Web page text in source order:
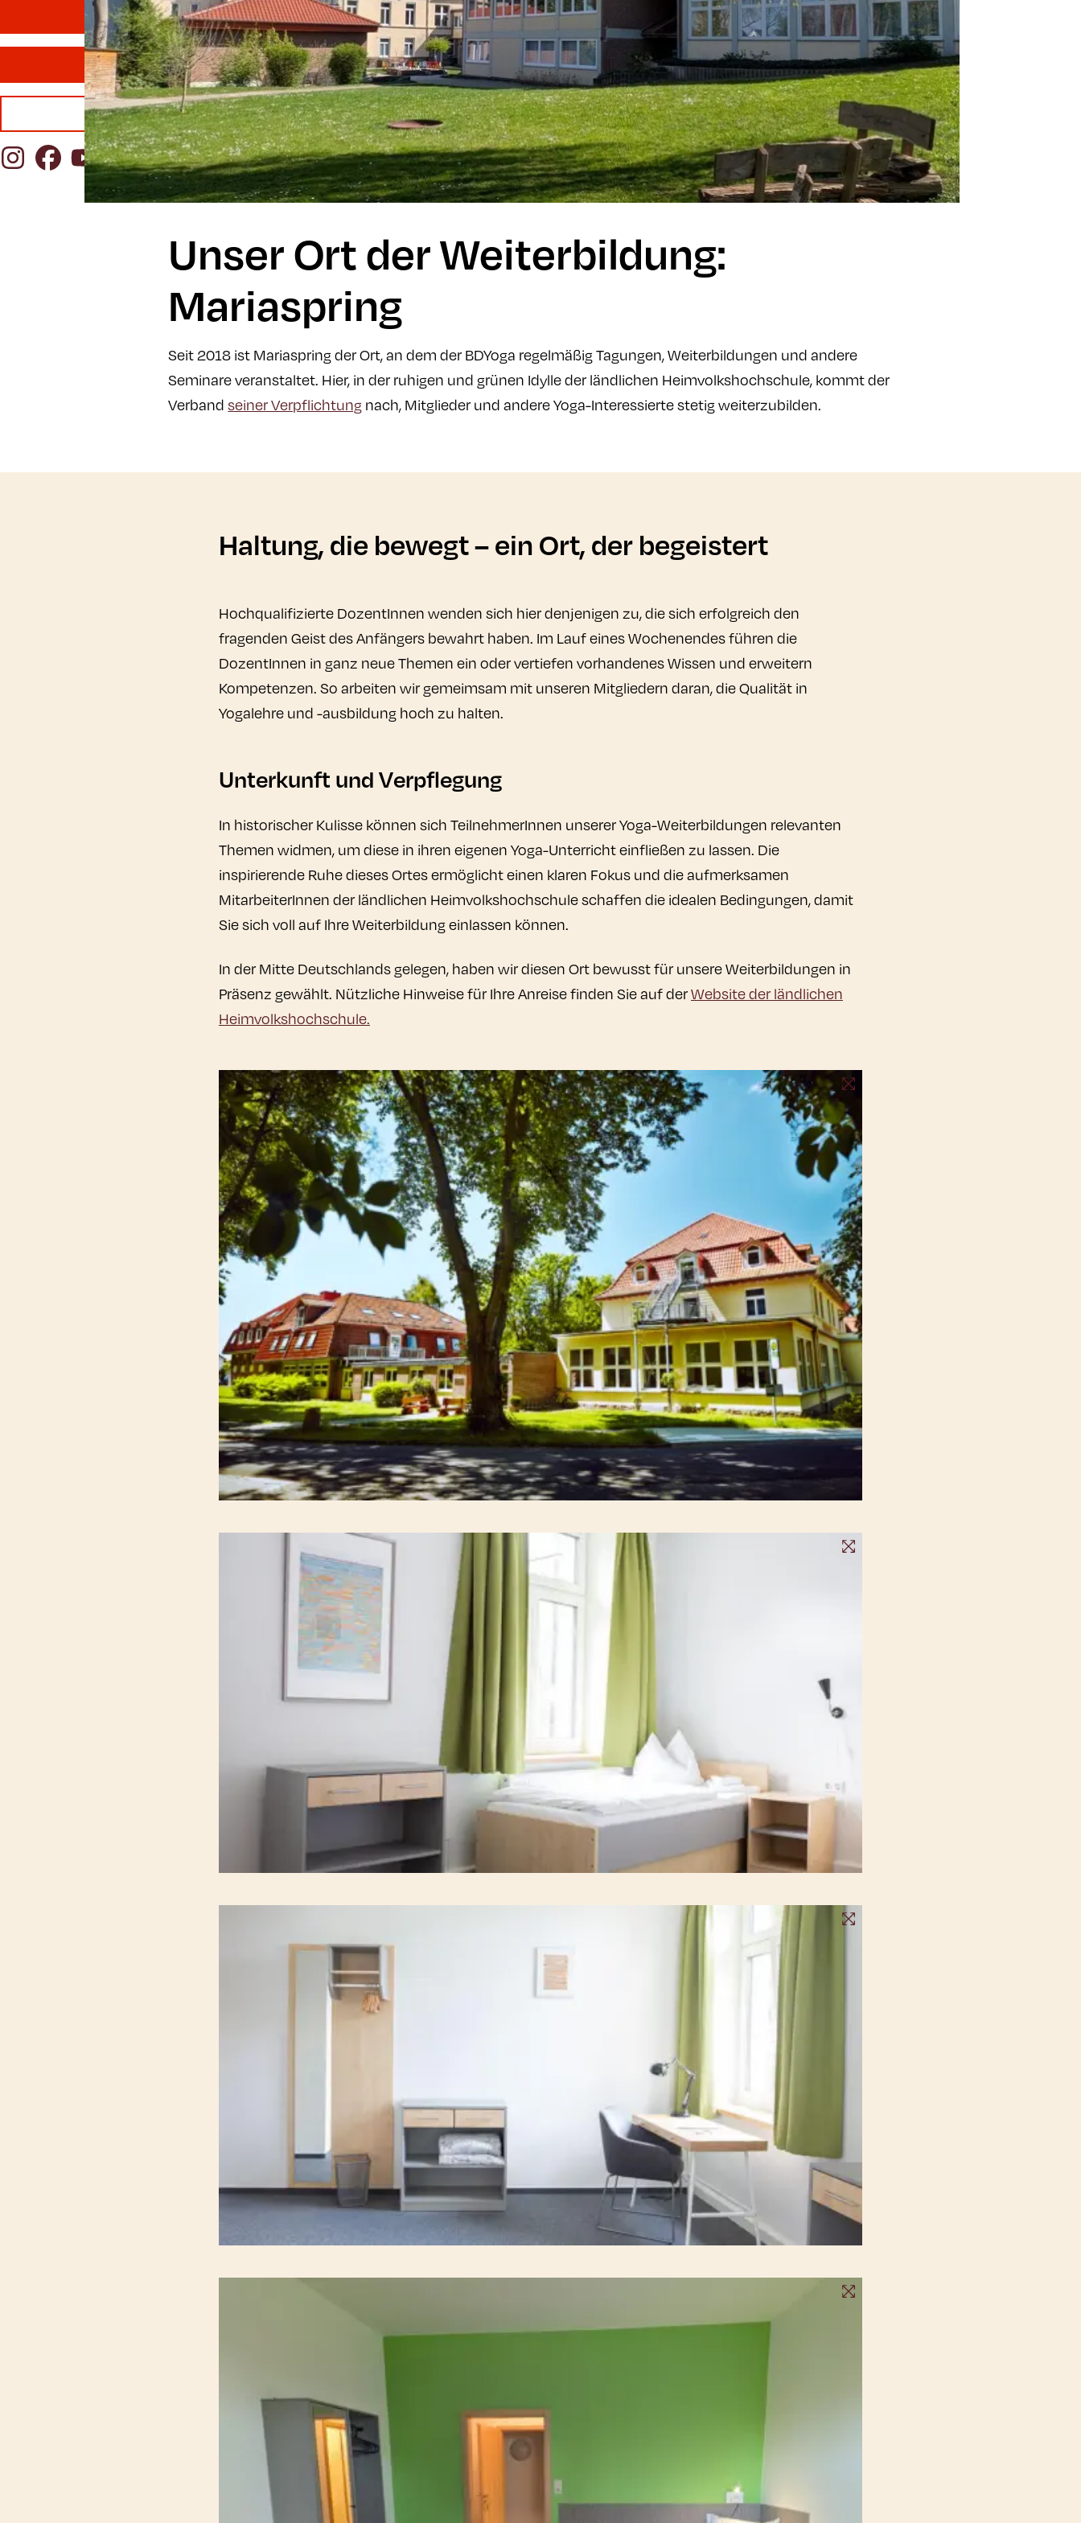
YogalehrerIn finden
Mitgliedschaft
Publikationen
InstagramFacebookYouTube
Unser Ort der Weiterbildung:
Mariaspring
Seit 2018 ist Mariaspring der Ort, an dem der BDYoga regelmäßig Tagungen, Weiterbildungen und andere
Seminare veranstaltet. Hier, in der ruhigen und grünen Idylle der ländlichen Heimvolkshochschule, kommt der
Verbandseiner Verpflichtungnach, Mitglieder und andere Yoga-Interessierte stetig weiterzubilden.
Haltung, die bewegt – ein Ort, der begeistert
Hochqualifizierte DozentInnen wenden sich hier denjenigen zu, die sich erfolgreich den
fragenden Geist des Anfängers bewahrt haben. Im Lauf eines Wochenendes führen die
DozentInnen in ganz neue Themen ein oder vertiefen vorhandenes Wissen und erweitern
Kompetenzen. So arbeiten wir gemeimsam mit unseren Mitgliedern daran, die Qualität in
Yogalehre und -ausbildung hoch zu halten.
Unterkunft und Verpflegung
In historischer Kulisse können sich TeilnehmerInnen unserer Yoga-Weiterbildungen relevanten
Themen widmen, um diese in ihren eigenen Yoga-Unterricht einfließen zu lassen. Die
inspirierende Ruhe dieses Ortes ermöglicht einen klaren Fokus und die aufmerksamen
MitarbeiterInnen der ländlichen Heimvolkshochschule schaffen die idealen Bedingungen, damit
Sie sich voll auf Ihre Weiterbildung einlassen können.
In der Mitte Deutschlands gelegen, haben wir diesen Ort bewusst für unsere Weiterbildungen in
Präsenz gewählt. Nützliche Hinweise für Ihre Anreise finden Sie auf derWebsite der ländlichen
Heimvolkshochschule.